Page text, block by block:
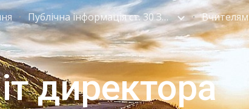
Skip to navigation
Публічна інформація ст. 30 Закону України "Про освіту" Вчителям
директора